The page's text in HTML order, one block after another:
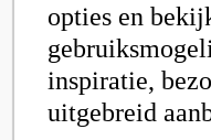
opties en
inspiratie,
uitgebreid